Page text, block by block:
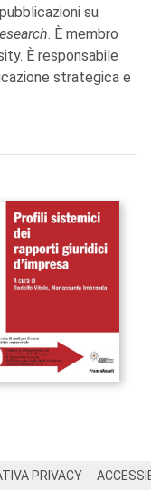
su
. È membro
È responsabile
strategica e
PRIVACY